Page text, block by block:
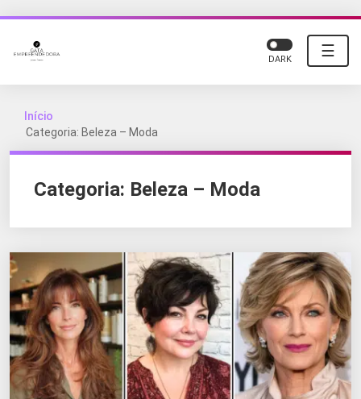
☰
DARK
Início
Categoria: Beleza – Moda
Categoria: Beleza – Moda